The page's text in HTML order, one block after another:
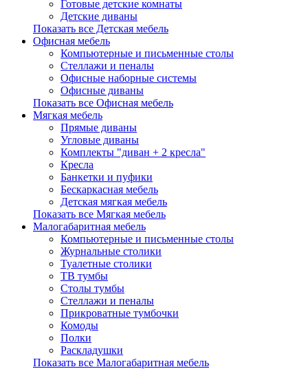
Готовые детские комнаты
Детские диваны
Показать все Детская мебель
Офисная мебель
Компьютерные и письменные столы
Стеллажи и пеналы
Офисные наборные системы
Офисные диваны
Показать все Офисная мебель
Мягкая мебель
Прямые диваны
Угловые диваны
Комплекты "диван + 2 кресла"
Кресла
Банкетки и пуфики
Бескаркасная мебель
Детская мягкая мебель
Показать все Мягкая мебель
Малогабаритная мебель
Компьютерные и письменные столы
Журнальные столики
Туалетные столики
ТВ тумбы
Столы тумбы
Стеллажи и пеналы
Прикроватные тумбочки
Комоды
Полки
Раскладушки
Показать все Малогабаритная мебель